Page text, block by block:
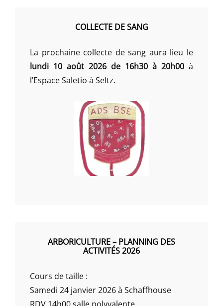
COLLECTE DE SANG
La prochaine collecte de sang aura lieu le
lundi 10 août 2026 de 16h30 à 20h00 à
l’Espace Saletio à Seltz.
ARBORICULTURE – PLANNING DES
ACTIVITÉS 2026
Cours de taille :
Samedi 24 janvier 2026 à Schaffhouse